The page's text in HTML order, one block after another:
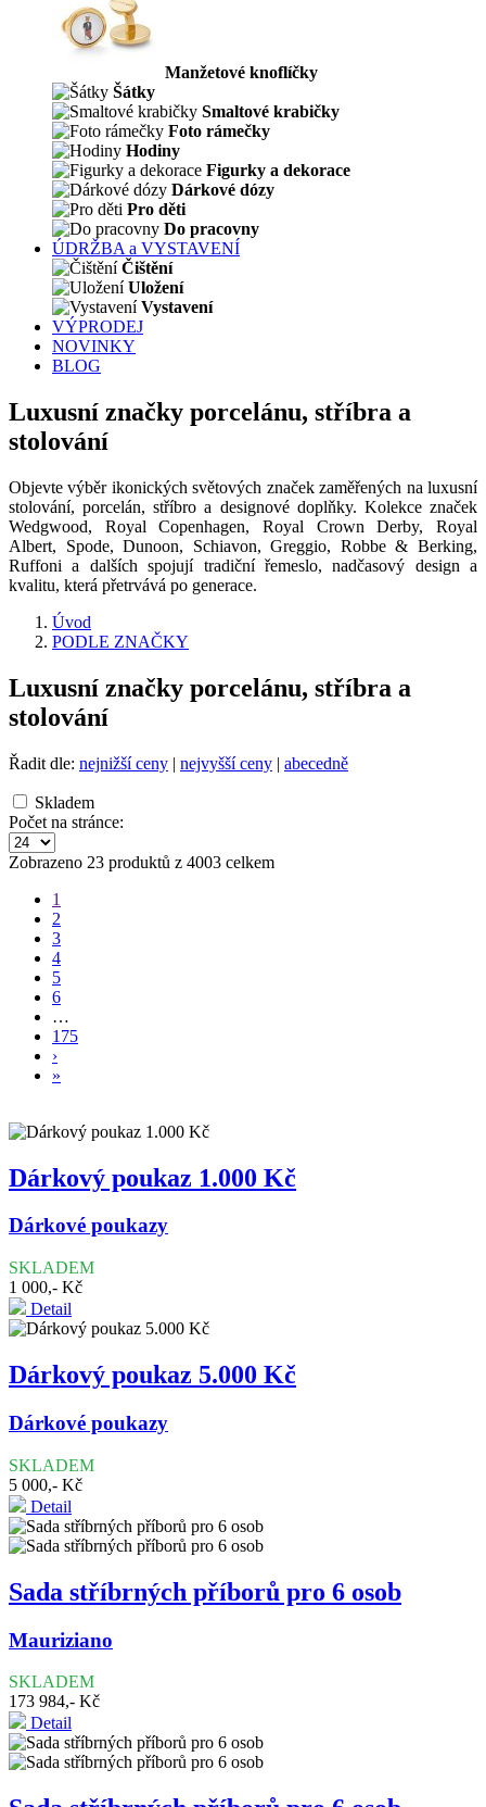
Manžetové knoflíčky
Šátky
Smaltové krabičky
Foto rámečky
Hodiny
Figurky a dekorace
Dárkové dózy
Pro děti
Do pracovny
ÚDRŽBA a VYSTAVENÍ
Čištění
Uložení
Vystavení
VÝPRODEJ
NOVINKY
BLOG
Luxusní značky porcelánu, stříbra a
stolování
Objevte výběr ikonických světových značek zaměřených na luxusní
stolování, porcelán, stříbro a designové doplňky. Kolekce značek
Wedgwood, Royal Copenhagen, Royal Crown Derby, Royal
Albert, Spode, Dunoon, Schiavon, Greggio, Robbe & Berking,
Ruffoni a dalších spojují tradiční řemeslo, nadčasový design a
kvalitu, která přetrvává po generace.
Úvod
PODLE ZNAČKY
Luxusní značky porcelánu, stříbra a
stolování
Řadit dle: nejnižší ceny | nejvyšší ceny | abecedně
Skladem
Počet na stránce:
Zobrazeno 23 produktů z 4003 celkem
1
2
3
4
5
6
…
175
›
»
Dárkový poukaz 1.000 Kč
Dárkové poukazy
SKLADEM
1 000,- Kč
Detail
Dárkový poukaz 5.000 Kč
Dárkové poukazy
SKLADEM
5 000,- Kč
Detail
Sada stříbrných příborů pro 6 osob
Mauriziano
SKLADEM
173 984,- Kč
Detail